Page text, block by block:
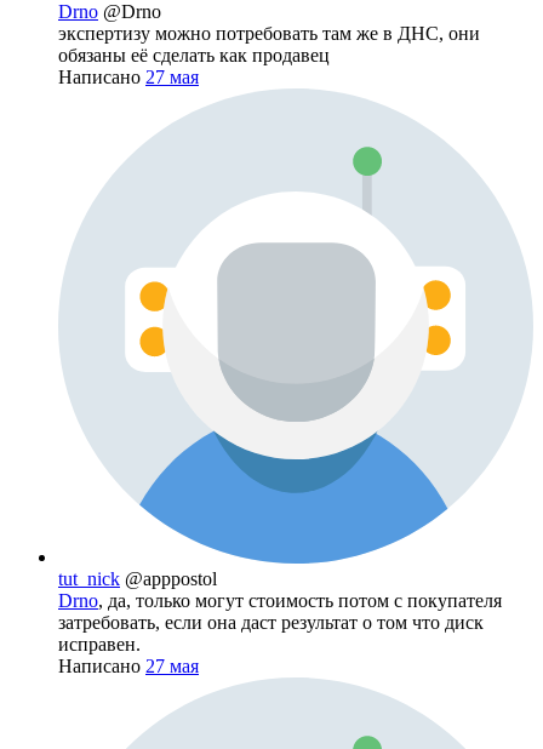
Drno @Drno
экспертизу можно потребовать там же в ДНС, они
обязаны её сделать как продавец
Написано 27 мая
tut_nick @apppostol
Drno, да, только могут стоимость потом с покупателя
затребовать, если она даст результат о том что диск
исправен.
Написано 27 мая